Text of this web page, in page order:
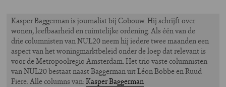
Kasper Baggerman is journalist bij Cobouw. Hij schrijft over
wonen, leefbaarheid en ruimtelijke ordening. Als één van de
drie columnisten van NUL20 neem hij iedere twee maanden een
aspect van het woningmarktbeleid onder de loep dat relevant is
voor de Metropoolregio Amsterdam. Het trio vaste columnisten
van NUL20 bestaat naast Baggerman uit Léon Bobbe en Ruud
Fiere. Alle columns van:Kasper Baggerman